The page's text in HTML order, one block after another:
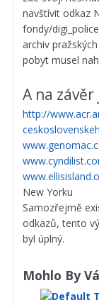
navštívit odkaz
fondy/
archiv
pobyt musel
A na
http://
New Yorku
Samozřejmě
odkazů, tento
byl úplný.
Mohlo By